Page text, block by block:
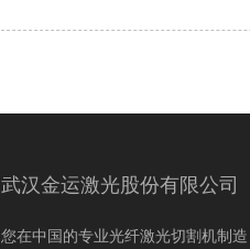
武汉金运激光股份有限公司
您在中国的专业光纤激光切割机制造